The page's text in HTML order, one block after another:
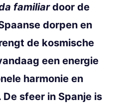
familiardoor de
dorpen en
de kosmische
een energie
harmonie en
sfeer in Spanje is